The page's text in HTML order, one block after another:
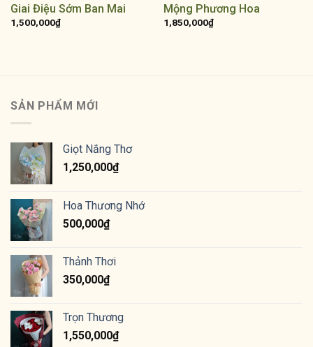
Giai Điệu Sớm Ban Mai
1,500,000₫
Mộng Phương Hoa
1,850,000₫
SẢN PHẨM MỚI
Giọt Nắng Thơ
1,250,000₫
Hoa Thương Nhớ
500,000₫
Thảnh Thơi
350,000₫
Trọn Thương
1,550,000₫